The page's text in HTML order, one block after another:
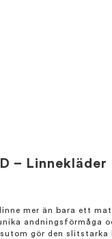
–
mer än bara ett
andningsförmåga
gör den